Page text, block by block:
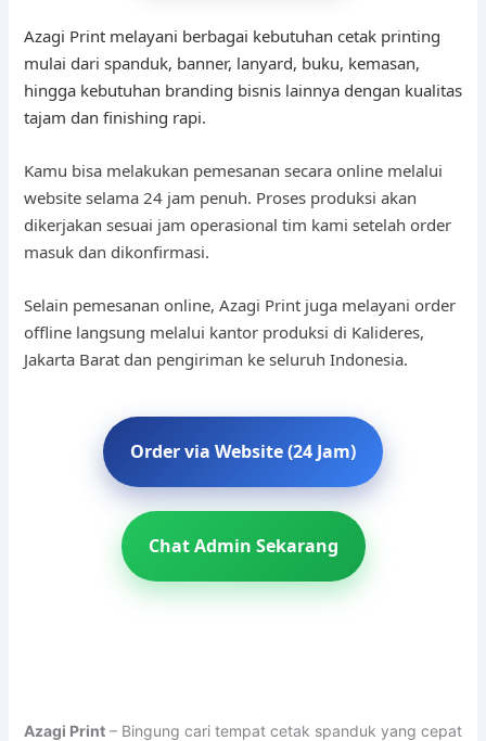
Azagi Print melayani berbagai kebutuhan cetak printing
mulai dari spanduk, banner, lanyard, buku, kemasan,
hingga kebutuhan branding bisnis lainnya dengan kualitas
tajam dan finishing rapi.
Kamu bisa melakukan pemesanan secara online melalui
website selama 24 jam penuh. Proses produksi akan
dikerjakan sesuai jam operasional tim kami setelah order
masuk dan dikonfirmasi.
Selain pemesanan online, Azagi Print juga melayani order
offline langsung melalui kantor produksi di Kalideres,
Jakarta Barat dan pengiriman ke seluruh Indonesia.
Order via Website (24 Jam)
Chat Admin Sekarang
Azagi Print– Bingung cari tempat cetak spanduk yang cepat